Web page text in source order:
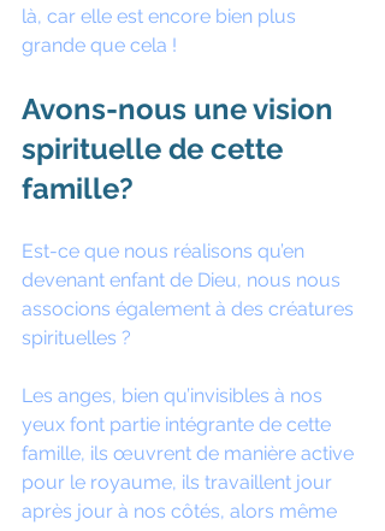
là, car elle est encore bien plus
grande que cela !
Avons-nous une vision
spirituelle de cette
famille?
Est-ce que nous réalisons qu’en
devenant enfant de Dieu, nous nous
associons également à des créatures
spirituelles ?
Les anges, bien qu’invisibles à nos
yeux font partie intégrante de cette
famille, ils œuvrent de manière active
pour le royaume, ils travaillent jour
après jour à nos côtés, alors même